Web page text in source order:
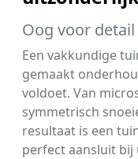
Oog voor
Een vakkundige
gemaakt
voldoet. Van
symmetrisch
resultaat is een
perfect aansluit bij